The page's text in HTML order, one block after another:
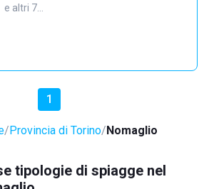
e altri 7…
1
Provincia di Torino Nomaglio
tipologie di spiagge nel